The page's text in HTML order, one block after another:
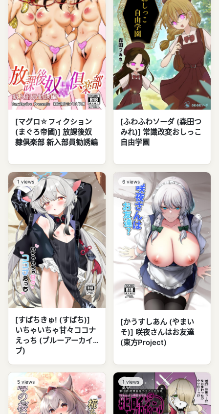
[マグロ☆フィクション
(まぐろ帝國)] 放課後奴
隷倶楽部 新入部員勧誘編
[ふわふわソーダ (森田つ
みれ)] 常識改変おしっこ
自由学園
1 views
[すばちきゅ! (すばち)]
いちゃいちゃ甘々ココナ
えっち (ブルーアーカイ
ブ)
6 views
[かうすしあん (やまい
そ)] 咲夜さんはお友達
(東方Project)
5 views 1 views